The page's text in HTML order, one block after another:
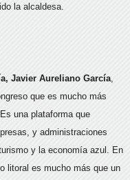
la alcaldesa.
Javier Aureliano García,
que es mucho más
una plataforma que
y administraciones
y la economía azul. En
litoral es mucho más que un